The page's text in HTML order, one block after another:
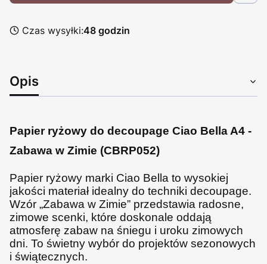
Czas wysyłki:48 godzin
Opis
Papier ryżowy do decoupage Ciao Bella A4 -
Zabawa w Zimie (CBRP052)
Papier ryżowy marki Ciao Bella to wysokiej
jakości materiał idealny do techniki decoupage.
Wzór „Zabawa w Zimie” przedstawia radosne,
zimowe scenki, które doskonale oddają
atmosferę zabaw na śniegu i uroku zimowych
dni. To świetny wybór do projektów sezonowych
i świątecznych.